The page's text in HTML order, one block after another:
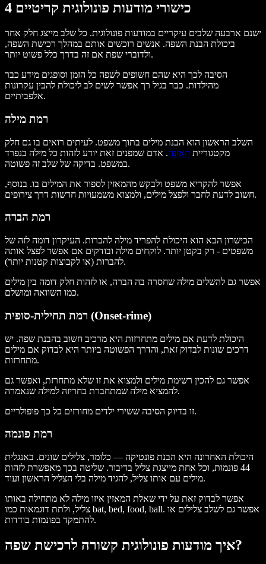
4 כישורי מודעות פונולוגית קריטיים
ישנם ארבעה שלבים עיקריים במודעות פונולוגית. כל שלב מייצג חלק אחר
ביכולת הבנת השפה. אנשים רוכשים אותם במהלך רכישת השפה,
ולדוברי שפת אם זה בדרך כלל פשוט יותר.
הסיבה לכך היא שהם חשופים לשפה כל הזמן וסופגים מידע כבר
מהילדות. כבר בגיל רך אפשר לשים לב ליכולת להבין עקרונות
אלפביתיים.
רמת מילה
השלב הראשון הוא הבנת מילים בתוך משפט. לעיתים רואים בו גם חלק
מקטגוריית האזנה. אדם שמפנים זאת יודע לזהות כל מילה בנפרד
במשפט. בדיקה של שלב זה פשוטה.
אפשר להקריא משפט ולבקש מהמאזין לספור את המילים בו. בנוסף,
חשוב לדעת לחבר ולפצל מילים, ולמצוא משמעויות חדשות דרך צירופים.
רמת הברה
הכישרון הבא הוא היכולת להפריד מילה להברות. העיקרון דומה לזה של
משפטים - רק בקטן יותר. לוקחים מילה ובודקים אם אפשר לפצל אותה
להברות (או לקבוצות קטנות יותר).
אפשר גם להשלים מילה שחסרה בה הברה, או לזהות חלק דומה בין מילים
כמו השוואה ומושלם.
רמת תחילית-סופית (Onset-rime)
היכולת לדעת אם מילים מתחרזות היא מרכיב חשוב בהבנת שפה. יש
דרכים שונות לבדוק זאת, והדרך הפשוטה ביותר היא לבדוק אם מילים
מתחרזות.
אפשר גם להכין רשימת מילים ולמצוא את זו שלא מתחרזת, ואפשר גם
להמציא מילה שמתחברת בחריזה למילה שנאמרה.
זו בדיוק הסיבה ששירי ילדים מחורזים כל כך פופולריים.
רמת פונמה
היכולת האחרונה היא הבנת פונטיקה — כלומר, צלילים שונים. באנגלית
44 פונמות, וכל אחת מייצגת צליל בדיבור. שליטה בכך מאפשרת לזהות
מילים עם אותו צליל, להגיד מילה בלי הצליל הראשון ועוד.
אפשר לבדוק זאת על ידי שאלת המאזין איזו מילה לא מתחילה באותו
צליל, ולתת דוגמאות כמו bat, bed, food, ball. אפשר גם לשלב צלילים או
להתמקד בפונמות בודדות.
איך מודעות פונולוגית קשורה לרכישת שפה?